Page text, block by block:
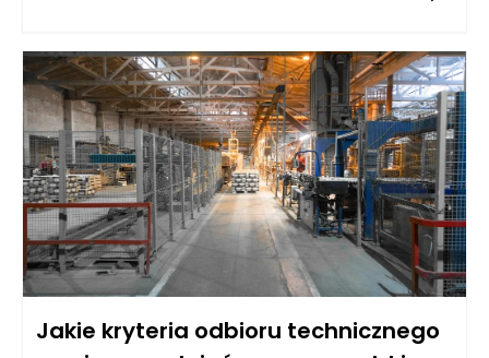
domu, ale także wpisują się w filozofię zrównoważonego
rozwoju. Wysokiej jakości drewniane drzwi zewnętrzne,
produkowane przez doświadczonych producentów,
prezentują doskonałą równowagę między tradycją a
nowoczesnością, łącząc w sobie klasyczny urok drewna z
najnowszymi standardami jakości.
Jakie kryteria odbioru technicznego